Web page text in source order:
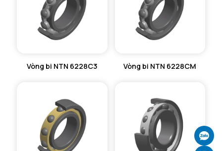
VÒNG BI CHẶN TRỤC NTN
VÒNG BI LĂN TRỤ ĐẨY NTN
GỐI ĐỠ 2 NỬA NTN
MÁY GIA NHIỆT NTN
Vòng bi NTN 6228C3 Vòng bi NTN 6228CM